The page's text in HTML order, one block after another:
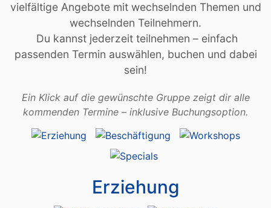
vielfältige Angebote mit wechselnden Themen und
wechselnden Teilnehmern.
Du kannst jederzeit teilnehmen – einfach
passenden Termin auswählen, buchen und dabei
sein!
Ein Klick auf die gewünschte Gruppe zeigt dir alle
kommenden Termine – inklusive Buchungsoption.
Erziehung